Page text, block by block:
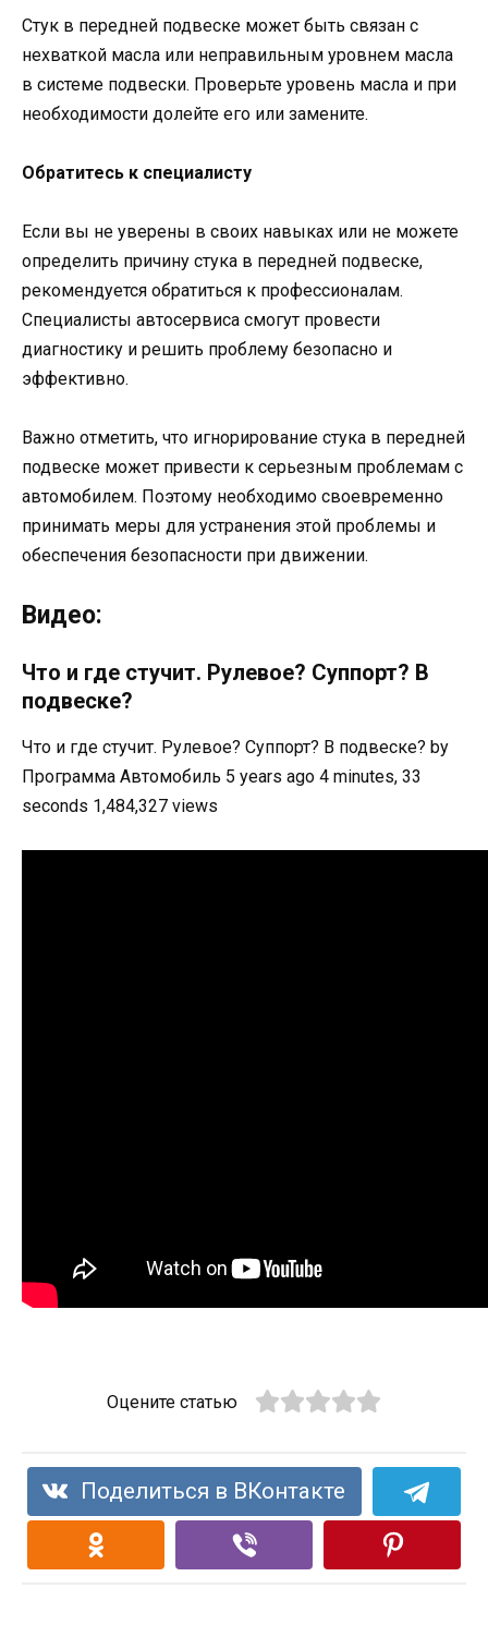
Стук в передней подвеске может быть связан с
нехваткой масла или неправильным уровнем масла
в системе подвески. Проверьте уровень масла и при
необходимости долейте его или замените.
Обратитесь к специалисту
Если вы не уверены в своих навыках или не можете
определить причину стука в передней подвеске,
рекомендуется обратиться к профессионалам.
Специалисты автосервиса смогут провести
диагностику и решить проблему безопасно и
эффективно.
Важно отметить, что игнорирование стука в передней
подвеске может привести к серьезным проблемам с
автомобилем. Поэтому необходимо своевременно
принимать меры для устранения этой проблемы и
обеспечения безопасности при движении.
Видео:
Что и где стучит. Рулевое? Суппорт? В
подвеске?
Что и где стучит. Рулевое? Суппорт? В подвеске? by
Программа Автомобиль 5 years ago 4 minutes, 33
seconds 1,484,327 views
Оцените статью
Поделиться в ВКонтакте